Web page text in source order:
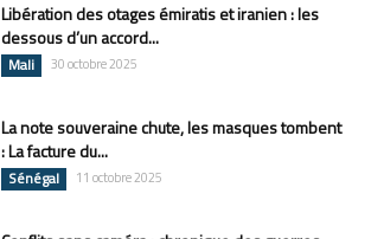
Libération des otages émiratis et iranien : les
dessous d’un accord...
Mali 30 octobre 2025
La note souveraine chute, les masques tombent
: La facture du...
Sénégal 11 octobre 2025